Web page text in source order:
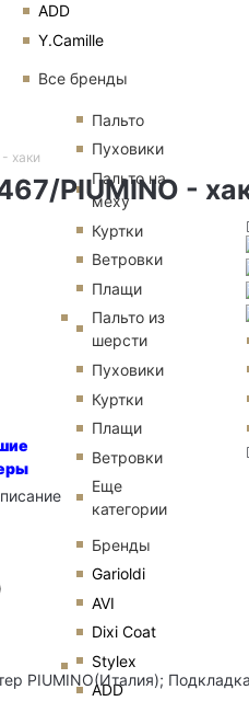
ADD
Y.Camille
Все бренды
Пальто
Пуховики
Пальто на
меху
Куртки
Ветровки
Плащи
Пальто из
шерсти
Пуховики
Куртки
Плащи
Ветровки
Еще
категории
Бренды
Garioldi
AVI
Dixi Coat
Stylex
ADD
хаки
PIUMINO -
PIUMINO(Италия);